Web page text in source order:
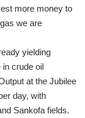
more money to
we are
yielding
in crude oil
at the Jubilee
day, with
Sankofa fields.